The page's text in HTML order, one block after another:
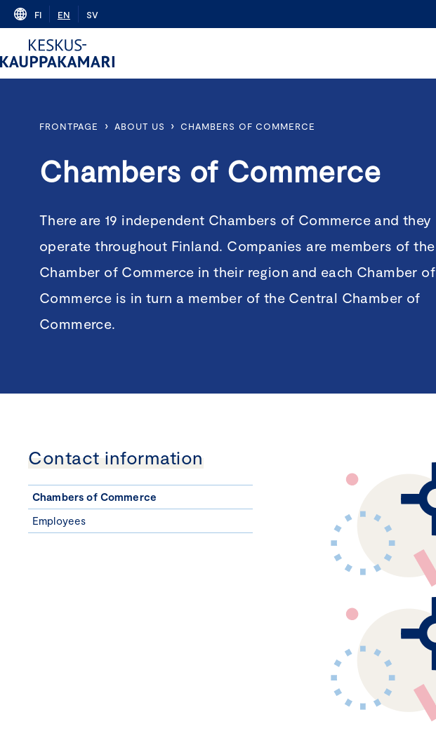
Skip
content
FI EN SV
FRONTPAGE › ABOUT US › CHAMBERS OF COMMERCE
Chambers of Commerce
There are 19 independent Chambers of Commerce and they
operate throughout Finland. Companies are members of the
Chamber of Commerce in their region and each Chamber of
Commerce is in turn a member of the Central Chamber of
Commerce.
Contact information
Chambers of Commerce
Employees